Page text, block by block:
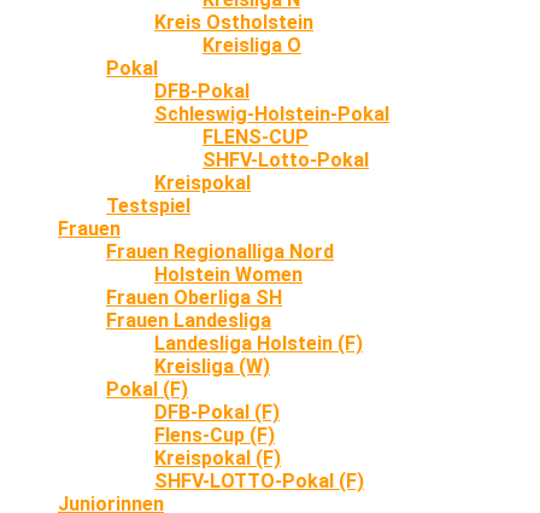
Kreis Ostholstein
Kreisliga O
Pokal
DFB-Pokal
Schleswig-Holstein-Pokal
FLENS-CUP
SHFV-Lotto-Pokal
Kreispokal
Testspiel
Frauen
Frauen Regionalliga Nord
Holstein Women
Frauen Oberliga SH
Frauen Landesliga
Landesliga Holstein (F)
Kreisliga (W)
Pokal (F)
DFB-Pokal (F)
Flens-Cup (F)
Kreispokal (F)
SHFV-LOTTO-Pokal (F)
Juniorinnen